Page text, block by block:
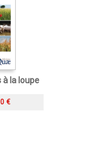
à la loupe
€